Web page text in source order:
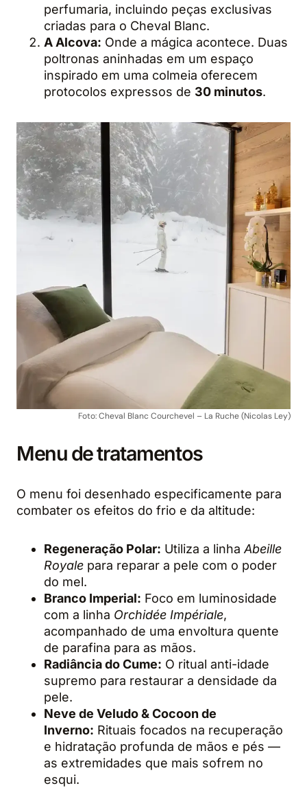
perfumaria, incluindo peças exclusivas
criadas para o Cheval Blanc.
A Alcova: Onde a mágica acontece. Duas
poltronas aninhadas em um espaço
inspirado em uma colmeia oferecem
protocolos expressos de 30 minutos.
Foto: Cheval Blanc Courchevel – La Ruche (Nicolas Ley)
Menu de tratamentos
O menu foi desenhado especificamente para
combater os efeitos do frio e da altitude:
Regeneração Polar: Utiliza a linhaAbeille
Royale para reparar a pele com o poder
do mel.
Branco Imperial: Foco em luminosidade
com a linha Orchidée Impériale,
acompanhado de uma envoltura quente
de parafina para as mãos.
Radiância do Cume: O ritual anti-idade
supremo para restaurar a densidade da
pele.
Neve de Veludo & Cocoon de
Inverno: Rituais focados na recuperação
e hidratação profunda de mãos e pés —
as extremidades que mais sofrem no
esqui.